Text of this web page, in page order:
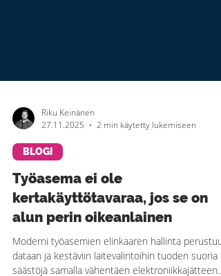
Riku Keinänen
27.11.2025
BLOGI
Työasema ei ole
alun perin oikeanlainen